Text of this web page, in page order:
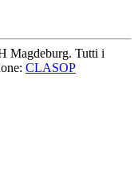
Magdeburg. Tutti i
: CLASOP